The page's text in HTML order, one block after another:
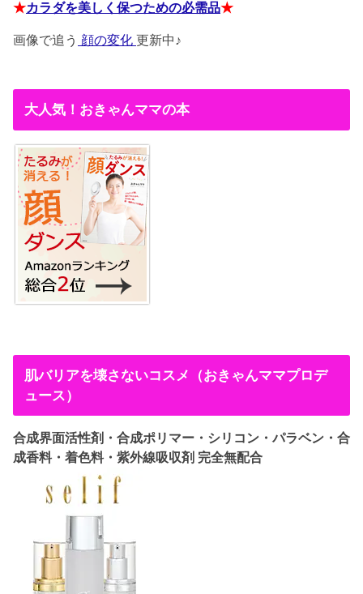
★カラダを美しく保つための必需品★
画像で追う 顔の変化 更新中♪
大人気！おきゃんママの本
肌バリアを壊さないコスメ（おきゃんママプロデ
ュース）
合成界面活性剤・合成ポリマー・シリコン・パラベン・合
成香料・着色料・紫外線吸収剤 完全無配合